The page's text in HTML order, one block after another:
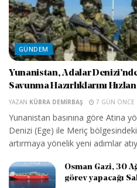
GÜNDEM
Yunanistan, Adalar
Savunma Hazırlıklarını
YAZAN KÜBRA DEMIRBAŞ 7 GÜN ÖNCE
Yunanistan basınına göre Atina
Denizi (Ege) ile Meriç
artırmaya yönelik yeni adımlar
Osman Gazi, 30
görev yapacağı